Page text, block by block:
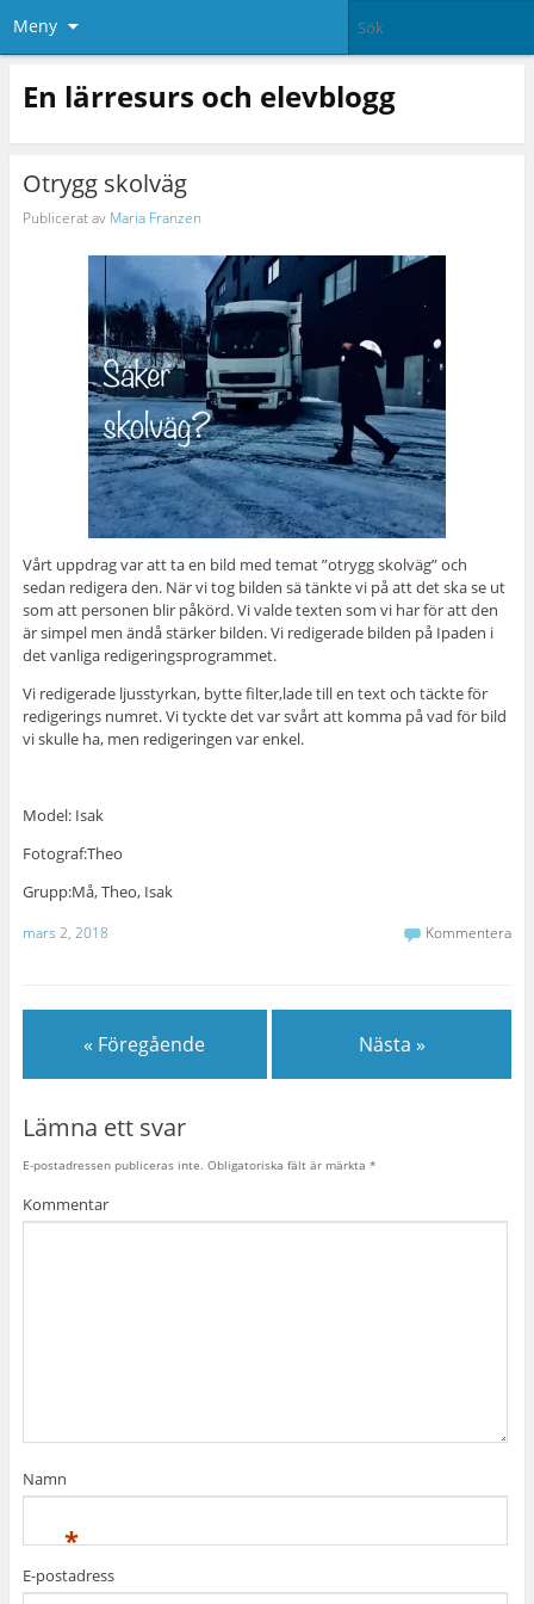
Meny
En lärresurs och elevblogg
Otrygg skolväg
Publicerat av Maria Franzen
Vårt uppdrag var att ta en bild med temat ”otrygg skolväg” och
sedan redigera den. När vi tog bilden sä tänkte vi på att det ska se ut
som att personen blir påkörd. Vi valde texten som vi har för att den
är simpel men ändå stärker bilden. Vi redigerade bilden på Ipaden i
det vanliga redigeringsprogrammet.
Vi redigerade ljusstyrkan, bytte filter,lade till en text och täckte för
redigerings numret. Vi tyckte det var svårt att komma på vad för bild
vi skulle ha, men redigeringen var enkel.
Model: Isak
Fotograf:Theo
Grupp:Må, Theo, Isak
mars 2, 2018 Kommentera
« Föregående Nästa »
Lämna ett svar
E-postadressen publiceras inte. Obligatoriska fält är märkta *
Kommentar
Namn
*
E-postadress